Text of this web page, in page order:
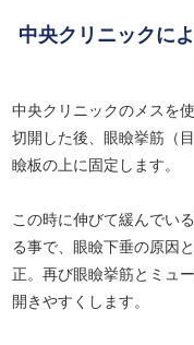
中央クリニックに
中央クリニックのメスを
切開した後、眼瞼挙筋（
瞼板の上に固定します。
この時に伸びて緩んでい
る事で、眼瞼下垂の原因
正。再び眼瞼挙筋とミュ
開きやすくします。